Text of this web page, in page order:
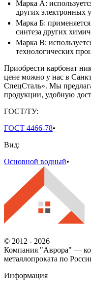
Марка А:
других электронных
Марка Б:
синтеза других
Марка В:
технологических
Приобрести карбонат
цене можно у нас в
СпецСталь». Мы
продукции, удобную
ГОСТ/ТУ:
ГОСТ 4466-78•
Вид:
Основной водный•
© 2012 - 2026
Компания "Аврора" —
металлопроката по
Информация